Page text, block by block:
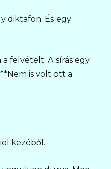
diktafon. És egy
felvételt. A sírás egy
is volt ott a
kezéből.